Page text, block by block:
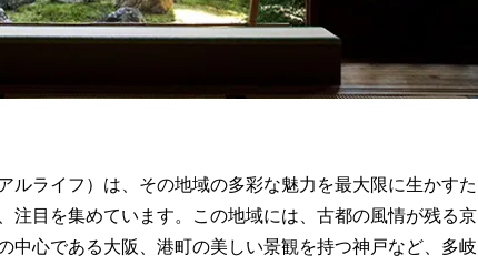
ルライフ）は、その地域の多彩な魅力を最大限に生かすた
注目を集めています。この地域には、古都の風情が残る京
中心である大阪、港町の美しい景観を持つ神戸など、多岐